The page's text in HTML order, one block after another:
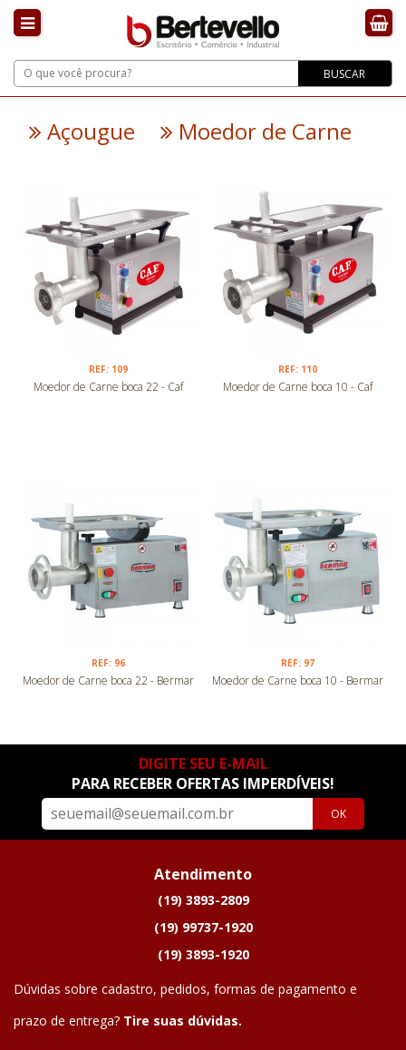
BUSCAR
Açougue Moedor de Carne
REF: 109
Moedor de Carne boca 22 - Caf
REF: 110
Moedor de Carne boca 10 - Caf
REF: 96
Moedor de Carne boca 22 - Bermar
REF: 97
Moedor de Carne boca 10 - Bermar
DIGITE SEU E-MAIL
PARA RECEBER OFERTAS IMPERDÍVEIS!
OK
Atendimento
(19) 3893-2809
(19) 99737-1920
(19) 3893-1920
Dúvidas sobre cadastro, pedidos, formas de pagamento e
prazo de entrega? Tire suas dúvidas.